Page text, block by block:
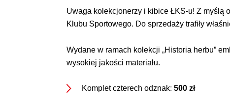
SKLEP
Uwaga kolekcjonerzy i kibice ŁKS-u! Z myślą
Klubu Sportowego. Do sprzedaży trafiły
Wydane w ramach kolekcji „Historia herbu”
wysokiej jakości materiału.
Komplet czterech odznak: 500 zł